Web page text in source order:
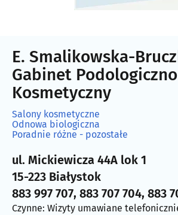
E. Smalikowska-
Gabinet
Kosmetyczny
Salony kosmetyczne
Odnowa biologiczna
Poradnie różne - pozostałe
ul. Mickiewicza 44A lok 1
15-223 Białystok
883 997 707, 883 707 704, 883
Czynne: Wizyty umawiane